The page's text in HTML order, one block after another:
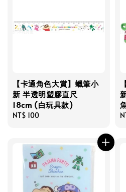
【卡通角色大賞】蠟筆小
新 半透明塑膠直尺
18cm (白玩具款)
Regular
NT$ 100